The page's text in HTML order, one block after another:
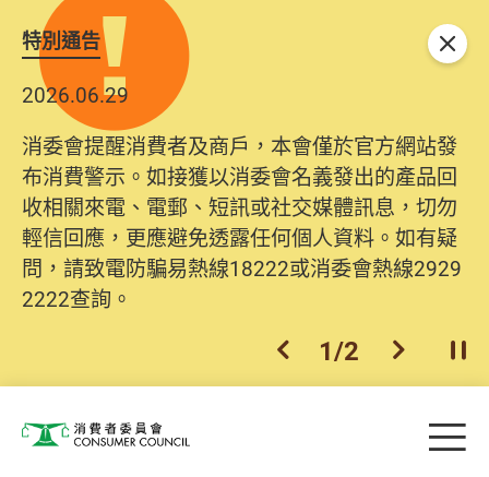
特別通告
2026.06.29
消委會提醒消費者及商戶，本會僅於官方網站發
布消費警示。如接獲以消委會名義發出的產品回
收相關來電、電郵、短訊或社交媒體訊息，切勿
輕信回應，更應避免透露任何個人資料。如有疑
問，請致電防騙易熱線18222或消委會熱線2929
2222查詢。
2025.10.31
為提升使用者體驗及網絡安全，本會的投訴處理
系統已經進行升級及推出新功能。由2025年11月
10日起，消費者需要提供基本聯絡資料（包括姓
名、電郵及電話）註冊帳戶，才可提交投訴、查
詢及建議。所有提交紀錄將清晰整合於帳戶中，
方便日後作出跟進。
上一個
2/2 下一個開
關閉
消費者委員會 目